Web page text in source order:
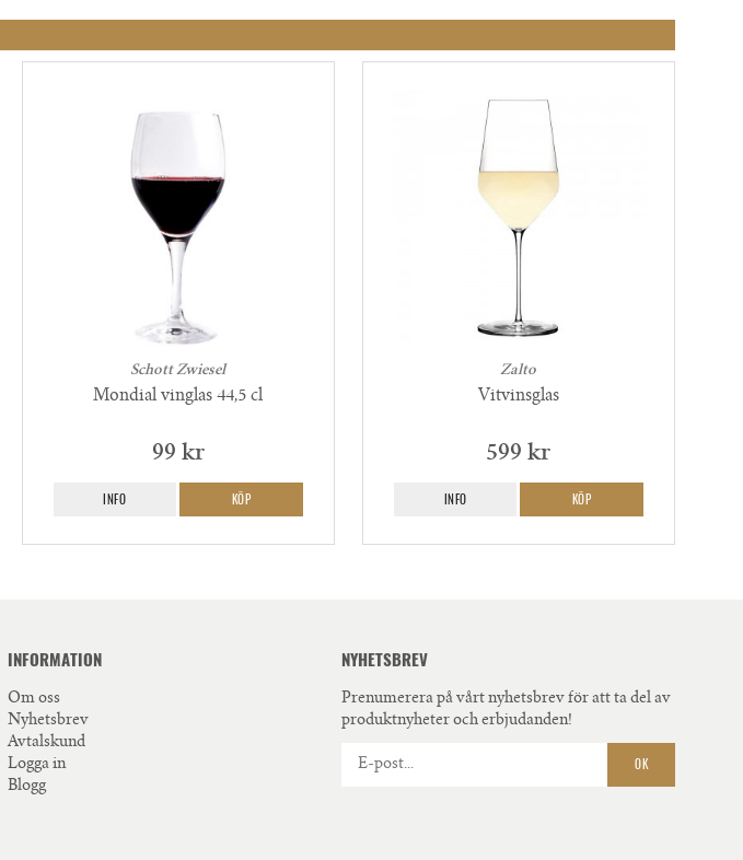
Schott Zwiesel
Mondial vinglas 44,5 cl
99 kr
INFO KÖP
Zalto
Vitvinsglas
599 kr
INFO KÖP
INFORMATION
Om oss
Nyhetsbrev
Avtalskund
Logga in
Blogg
NYHETSBREV
Prenumerera på vårt nyhetsbrev för att ta del av
produktnyheter och erbjudanden!
OK